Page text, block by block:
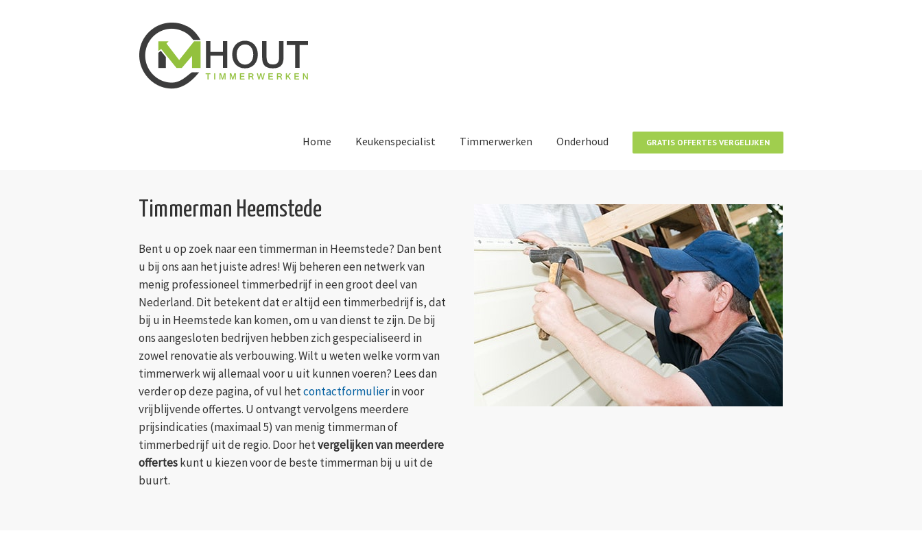
Home Keukenspecialist Timmerwerken Onderhoud GRATIS OFFERTES VERGELIJKEN
Timmerman Heemstede
Bent u op zoek naar een timmerman in Heemstede? Dan bent
u bij ons aan het juiste adres! Wij beheren een netwerk van
menig professioneel timmerbedrijf in een groot deel van
Nederland. Dit betekent dat er altijd een timmerbedrijf is, dat
bij u in Heemstede kan komen, om u van dienst te zijn. De bij
ons aangesloten bedrijven hebben zich gespecialiseerd in
zowel renovatie als verbouwing. Wilt u weten welke vorm van
timmerwerk wij allemaal voor u uit kunnen voeren? Lees dan
verder op deze pagina, of vul hetcontactformulierin voor
vrijblijvende offertes. U ontvangt vervolgens meerdere
prijsindicaties (maximaal 5) van menig timmerman of
timmerbedrijf uit de regio. Door hetvergelijken van meerdere
offerteskunt u kiezen voor de beste timmerman bij u uit de
buurt.